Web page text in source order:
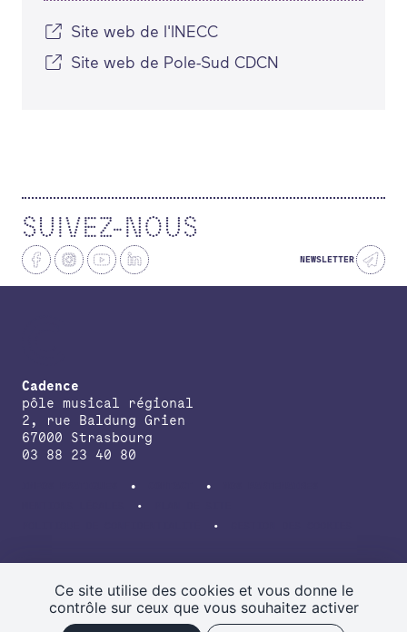
Ce site utilise des cookies et vous donne le
contrôle sur ceux que vous souhaitez activer
Site web de l'INECC
Site web de Pole-Sud CDCN
SUIVEZ-NOUS
NEWSLETTER
Cadence
pôle musical régional
2, rue Baldung Grien
67000 Strasbourg
03 88 23 40 80
avec le soutien de la Direction régionale des affaires culturelles du
Grand Est, de la Région Grand Est, de la Collectivité européenne
d’Alsace.